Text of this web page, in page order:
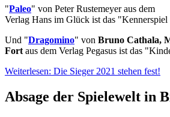
"Paleo" von Peter Rustemeyer aus dem
Verlag Hans im Glück ist das "Kennerspiel
Und "Dragomino" von Bruno Cathala,
Fortaus dem Verlag Pegasus ist das
Weiterlesen: Die Sieger 2021 stehen fest!
Absage der Spielewelt in